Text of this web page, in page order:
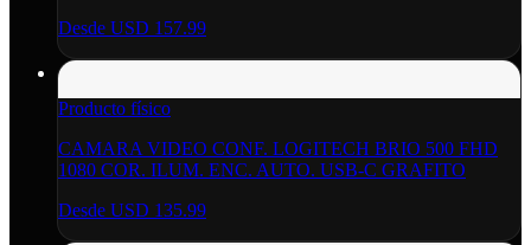
Desde USD 157.99
Producto físico
CAMARA VIDEO CONF. LOGITECH BRIO 500 FHD
1080 COR. ILUM. ENC. AUTO. USB-C GRAFITO
Desde USD 135.99